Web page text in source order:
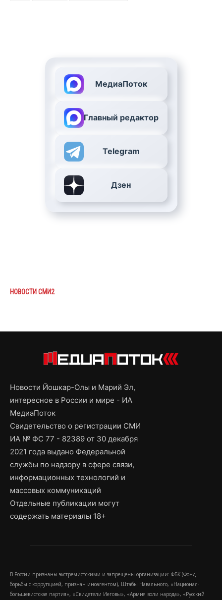
МедиаПоток
Главный редактор
Telegram
Дзен
НОВОСТИ СМИ2
Новости Йошкар-Олы и Марий Эл,
интересное в России и мире - ИА
МедиаПоток
Свидетельство о регистрации СМИ
ИА № ФС 77 - 82389 от 30 декабря
2021 года выдано Федеральной
службы по надзору в сфере связи,
информационных технологий и
массовых коммуникаций
Отдельные публикации могут
содержать материалы 18+
В России признаны экстремистскими и запрещены организации: ФБК (Фонд
борьбы с коррупцией, признан иноагентом), Штабы Навального, «Национал-
большевистская партия», «Свидетели Иеговы», «Армия воли народа», «Русский